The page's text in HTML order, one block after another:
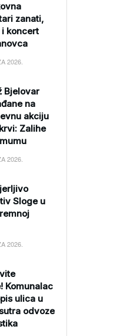
zanati,
koncert
2026.
Bjelovar
na
akciju
Zalihe
2026.
Sloge u
2026.
Komunalac
ulica u
odvoze